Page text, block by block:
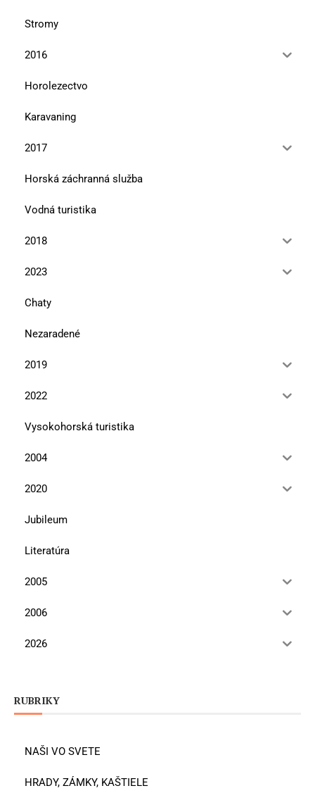
Stromy
2016
Horolezectvo
Karavaning
2017
Horská záchranná služba
Vodná turistika
2018
2023
Chaty
Nezaradené
2019
2022
Vysokohorská turistika
2004
2020
Jubileum
Literatúra
2005
2006
2026
RUBRIKY
NAŠI VO SVETE
HRADY, ZÁMKY, KAŠTIELE